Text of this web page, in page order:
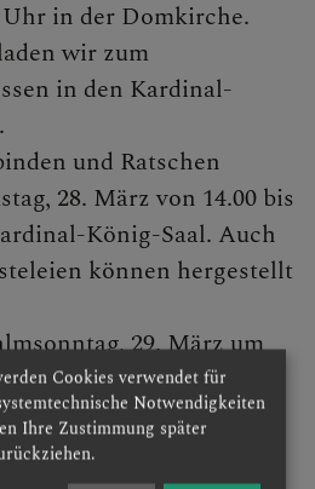
in der Fasten- und
in der Domkirche.
wir zum
in den Kardinal-
und Ratschen
28. März von 14.00 bis
König-Saal. Auch
können hergestellt
29. März um
im Brunnehof mit
und
Cookies verwendet für
Notwendigkeiten
Ihre Zustimmung später